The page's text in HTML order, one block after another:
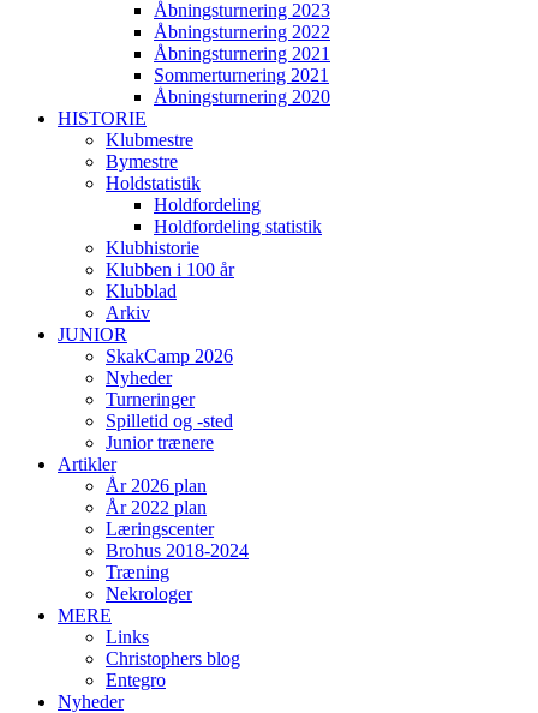
Åbningsturnering 2023
Åbningsturnering 2022
Åbningsturnering 2021
Sommerturnering 2021
Åbningsturnering 2020
HISTORIE
Klubmestre
Bymestre
Holdstatistik
Holdfordeling
Holdfordeling statistik
Klubhistorie
Klubben i 100 år
Klubblad
Arkiv
JUNIOR
SkakCamp 2026
Nyheder
Turneringer
Spilletid og -sted
Junior trænere
Artikler
År 2026 plan
År 2022 plan
Læringscenter
Brohus 2018-2024
Træning
Nekrologer
MERE
Links
Christophers blog
Entegro
Nyheder